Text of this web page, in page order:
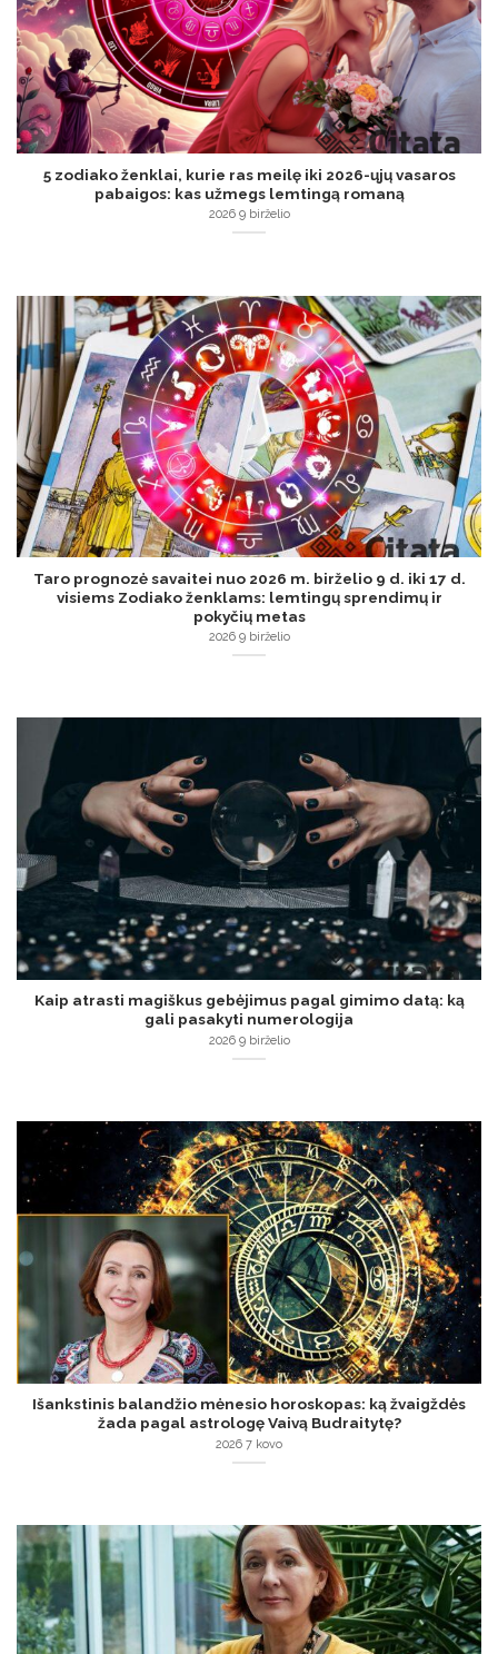
5 zodiako ženklai, kurie ras meilę iki 2026-ųjų vasaros
pabaigos: kas užmegs lemtingą romaną
2026 9 birželio
Taro prognozė savaitei nuo 2026 m. birželio 9 d. iki 17 d.
visiems Zodiako ženklams: lemtingų sprendimų ir
pokyčių metas
2026 9 birželio
Kaip atrasti magiškus gebėjimus pagal gimimo datą: ką
gali pasakyti numerologija
2026 9 birželio
Išankstinis balandžio mėnesio horoskopas: ką žvaigždės
žada pagal astrologę Vaivą Budraitytę?
2026 7 kovo